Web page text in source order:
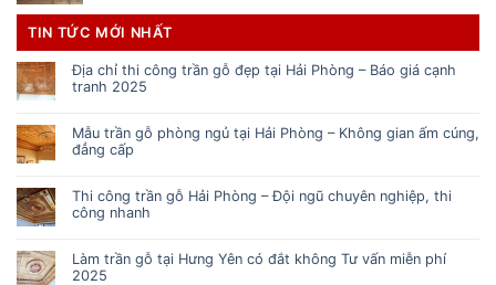
TIN TỨC MỚI NHẤT
Địa chỉ thi công trần gỗ đẹp tại Hải Phòng – Báo giá cạnh
tranh 2025
Mẫu trần gỗ phòng ngủ tại Hải Phòng – Không gian ấm cúng,
đẳng cấp
Thi công trần gỗ Hải Phòng – Đội ngũ chuyên nghiệp, thi
công nhanh
Làm trần gỗ tại Hưng Yên có đắt không Tư vấn miễn phí
2025